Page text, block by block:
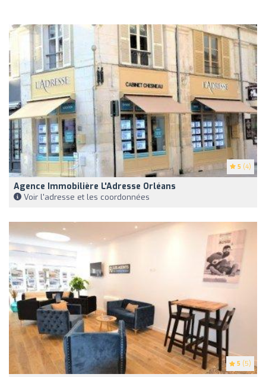
5 (4)
Agence Immobilière L'Adresse Orléans
Voir l'adresse et les coordonnées
5 (5)